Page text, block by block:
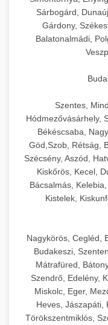
chef-
Professzionális
chef-
💧 26.
Kereskedelmi
ciklusok
chef-
🧀 27.
Ipari
élelmiszer-
méretek
🍳
Teljes körű
Minden, ami
chef-
Sárbogárd,
Gárdony,
Balatonalmádi,
Szentes,
Hódmezővásárhely,
Békéscsaba,
Göd,Szob, Rétság,
Szécsény, Aszód,
Kiskőrös, Kecel,
Bácsalmás,
Kistelek,
Nagykörös, Cegléd,
Budakeszi,
Mátrafüred,
Szendrő, Edelény,
Miskolc, Eger,
Heves, Jászapáti,
Törökszentmiklós,